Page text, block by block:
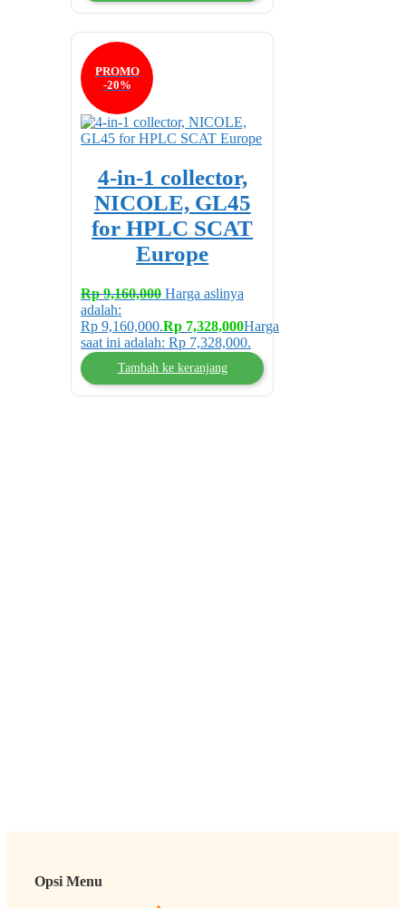
PROMO
-20%
4-in-1 collector,
NICOLE, GL45
for HPLC SCAT
Europe
Rp9,160,000 Harga aslinya
adalah:
Rp 9,160,000.Rp 7,328,000Harga
saat ini adalah: Rp 7,328,000.
Tambah ke keranjang
Opsi Menu